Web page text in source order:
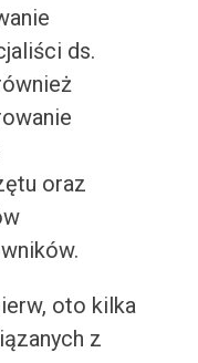
ds.
oraz
oto kilka
z